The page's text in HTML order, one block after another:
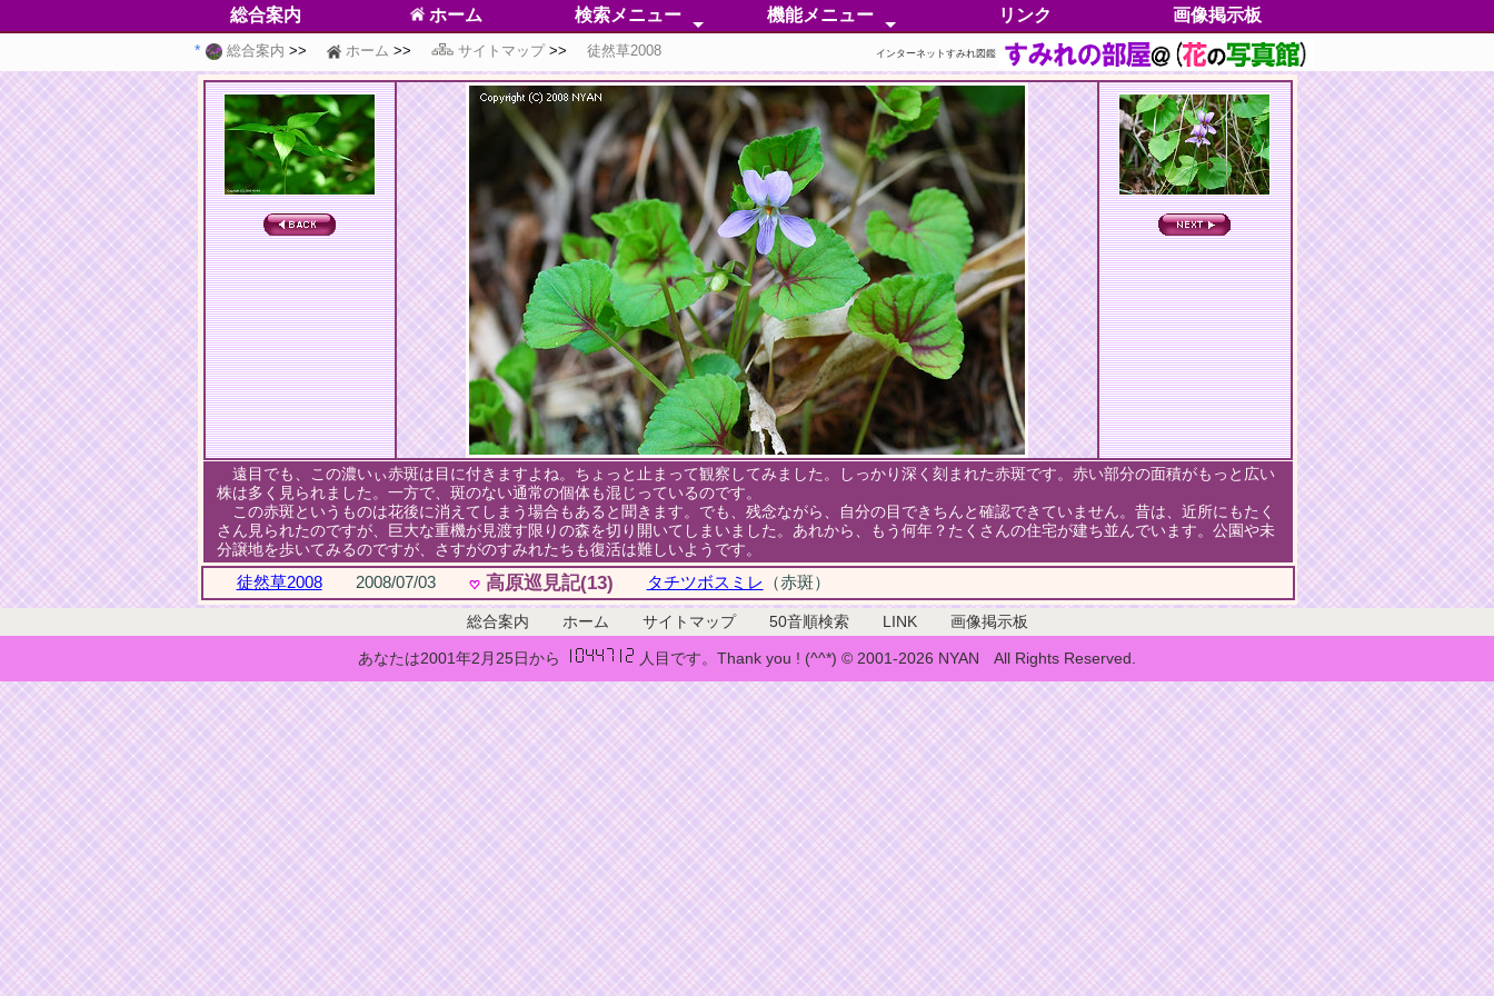
総合案内 ホーム 検索メニュー
50音順検索
分 類 検 索
無 茎 種
有 茎 種
外 国 種
自然交雑種
人工交配種
同定困惑中
色彩別検索
芳香属性分類
検索ポイント
機能メニュー
すみれの分類
分類一覧
学名一覧
別名一覧
絶滅危惧種
五十歩百歩
各地のすみれ
垂直分布
水平分布
イベント情報
書籍雑誌情報
よもやま情報
各部の名称
すみれグッズ
すみれの種子
すみれの切手
高尾山の魅力
トピックス
サイドストーリー
My動画集
出逢いたいすみれたち
徒然草25
徒然草(blog)
おねがいごと
ご協力者一覧
お客様マップ
プロファイル
更新履歴
リンク 画像掲示板
総合案内 ホーム サイトマップ 徒然草2008 インターネットすみれ図鑑
遠目でも、この濃いぃ赤斑は目に付きますよね。ちょっと止まって観察してみました。しっかり深く刻まれた赤斑です。赤い部分の面積がもっと広い
株は多く見られました。一方で、斑のない通常の個体も混じっているのです。
この赤斑というものは花後に消えてしまう場合もあると聞きます。でも、残念ながら、自分の目できちんと確認できていません。昔は、近所にもたく
さん見られたのですが、巨大な重機が見渡す限りの森を切り開いてしまいました。あれから、もう何年？たくさんの住宅が建ち並んでいます。公園や未
分譲地を歩いてみるのですが、さすがのすみれたちも復活は難しいようです。
徒然草2008 2008/07/03 高原巡見記(13) タチツボスミレ （赤斑）
総合案内 ホーム サイトマップ 50音順検索 LINK 画像掲示板
あなたは2001年2月25日から 人目です。Thank you ! (^^*) © 2001-2026 NYAN All Rights Reserved.